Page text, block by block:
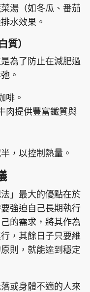
湯（如冬瓜、番茄
水效果。
質）
為了防止在減肥過
。
啡。
肉提供豐富鐵質與
，以控制熱量。
」最大的優點在於
強迫自己長期執行
的需求，將其作為
，其餘日子只要維
則，就能達到穩定
或身體不適的人來